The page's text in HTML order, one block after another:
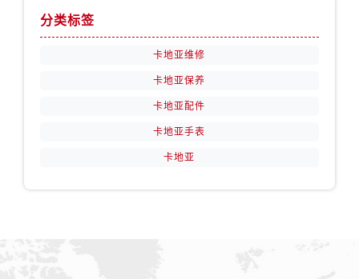
分类标签
卡地亚维修
卡地亚保养
卡地亚配件
卡地亚手表
卡地亚